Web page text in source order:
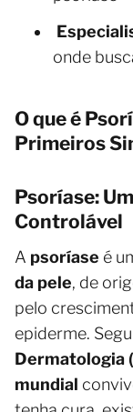
onde
O que é
Primeiros
Psoríase:
Controlável
A psoríase é
da pele, de
pelo
epiderme.
Dermatologia
mundial